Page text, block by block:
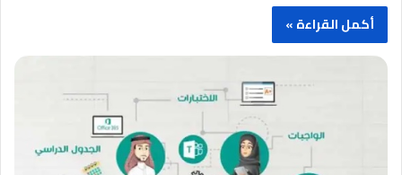
أكمل القراءة »